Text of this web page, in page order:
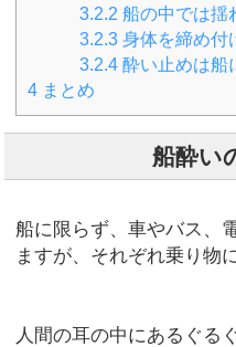
3.2.2 船の中では揺
3.2.3 身体を締め付
3.2.4 酔い止めは船
4 まとめ
船酔い
船に限らず、車やバス、
ますが、それぞれ乗り物
人間の耳の中にあるぐる